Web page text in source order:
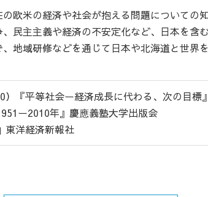
欧米の経済や社会が抱える問題についての
民主主義や経済の不安定化など、日本を含
地域研修などを通じて日本や北海道と世界
『平等社会ー経済成長に代わる、次の目標
ー2010年』慶應義塾大学出版会
東洋経済新報社